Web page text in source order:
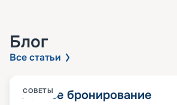
Блог
Все статьи
СОВЕТЫ
Раннее бронирование